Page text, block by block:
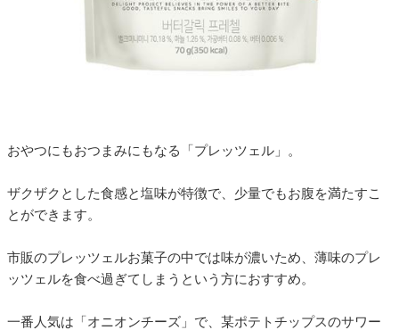
おやつにもおつまみにもなる「プレッツェル」。
ザクザクとした食感と塩味が特徴で、少量でもお腹を満たすこ
とができます。
市販のプレッツェルお菓子の中では味が濃いため、薄味のプレ
ッツェルを食べ過ぎてしまうという方におすすめ。
一番人気は「オニオンチーズ」で、某ポテトチップスのサワー